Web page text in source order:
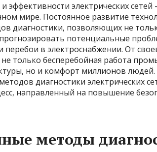
эффективности электрических сетей
мире. Постоянное развитие
диагностики, позволяющих не
потенциальные
в электроснабжении. От
не только бесперебойная работа
но и комфорт миллионов
диагностики электрических
направленный на повышение
методы